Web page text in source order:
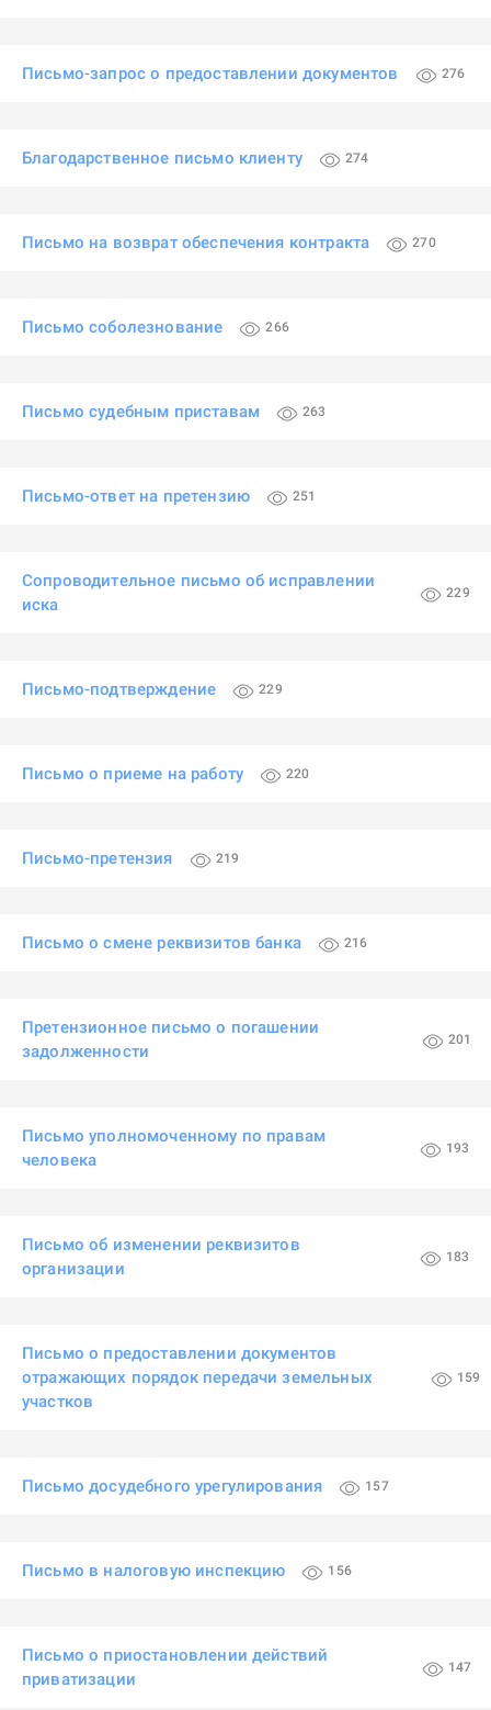
Письмо-запрос о предоставлении документов 276
Благодарственное письмо клиенту 274
Письмо на возврат обеспечения контракта 270
Письмо соболезнование 266
Письмо судебным приставам 263
Письмо-ответ на претензию 251
Сопроводительное письмо об исправлении
иска
229
Письмо-подтверждение 229
Письмо о приеме на работу 220
Письмо-претензия 219
Письмо о смене реквизитов банка 216
Претензионное письмо о погашении
задолженности
201
Письмо уполномоченному по правам
человека
193
Письмо об изменении реквизитов
организации
183
Письмо о предоставлении документов
отражающих порядок передачи земельных
участков
159
Письмо досудебного урегулирования 157
Письмо в налоговую инспекцию 156
Письмо о приостановлении действий
приватизации
147